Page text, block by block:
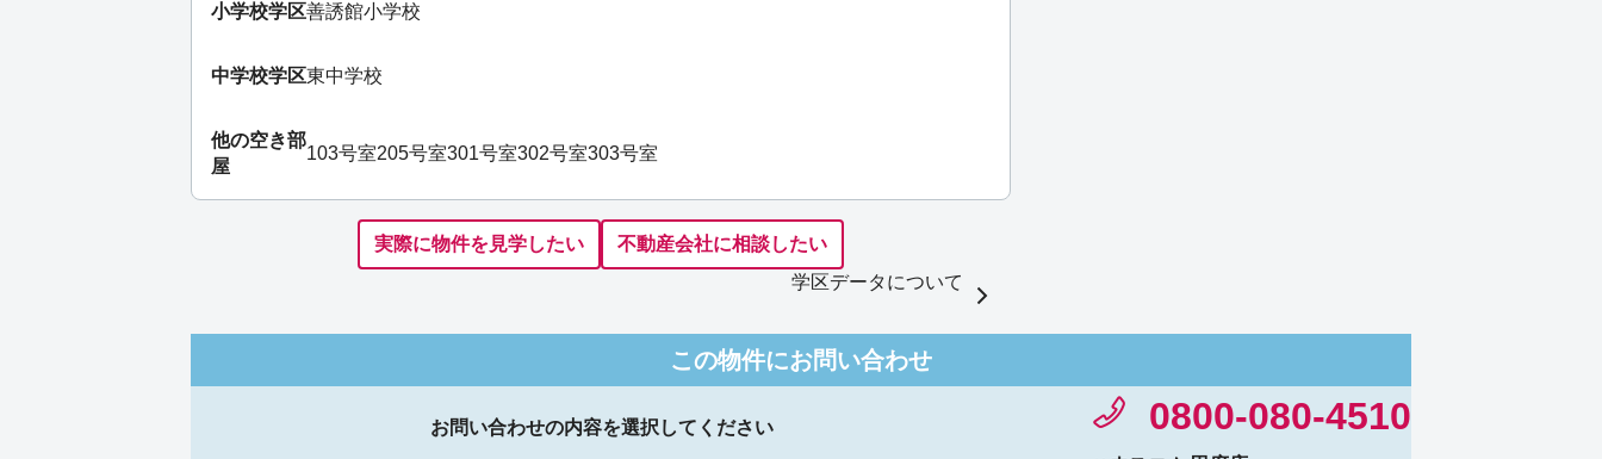
小学校学区善誘館小学校
中学校学区東中学校
他の空き部
屋
103号室205号室301号室302号室303号室
実際に物件を見学したい
不動産会社に相談したい
学区データについて
この物件にお問い合わせ
お問い合わせの内容を選択してください 0800-080-4510